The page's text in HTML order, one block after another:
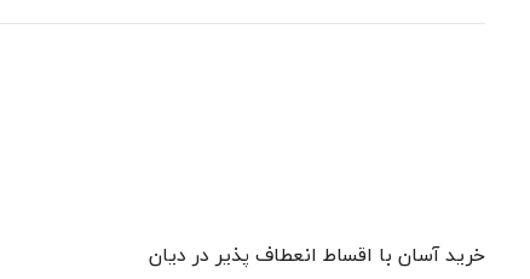
خرید آسان با اقساط انعطاف پذیر در دیان